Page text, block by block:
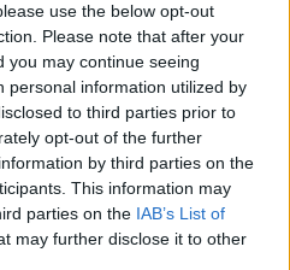
use the below opt-out
Please note that after your
you may continue seeing
personal information utilized by
to third parties prior to
opt-out of the further
by third parties on the
This information may
parties on the IAB’s List of
may further disclose it to other
įrašai